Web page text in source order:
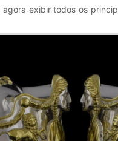
exibir todos os